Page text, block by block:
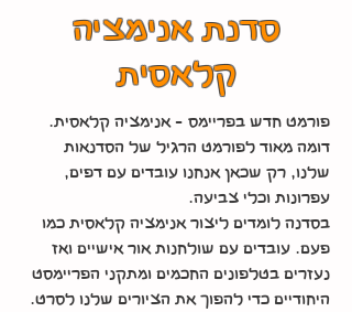
סדנת אנימציה
קלאסית
פורמט חדש בפריימס - אנימציה קלאסית.
דומה מאוד לפורמט הרגיל של הסדנאות
שלנו, רק שכאן אנחנו עובדים עם דפים,
עפרונות וכלי צביעה.
בסדנה לומדים ליצור אנימציה קלאסית כמו
פעם. עובדים עם שולחנות אור אישיים ואז
נעזרים בטלפונים החכמים ומתקני הפריימסט
היחודיים כדי להפוך את הציורים שלנו לסרט.